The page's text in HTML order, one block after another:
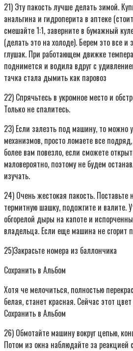
21) Эту пакость лучше делать зимой.
анальгина и гидроперита в аптеке
смешайте 1:1, заверните в бумажный
(делать это на холоде). Берем это все и
глушак. При работающем движке
поднимется и водила вдруг с
тачка стала дымить как паровоз
22) Спрячьтесь в укромное место и
Только не спалитесь.
23) Если залезть под машину, то можно
механизмов, просто ломаете все
более вам повезло, если сможете
маловероятно, поэтому не будем
изучать.
24) Очень жестокая пакость.
термитную шашку, подожгите и валите.
обгорелой дыры на капоте и
владельца. Если еще машина не сгорит
25)Закрасьте номера из баллончика
Сохранить в Альбом
Хотя че мелочиться, полностью
белая, станет красная. Сейчас этот
Сохранить в Альбом
26) Обмотайте машину вокруг цепью,
Потом из окна наблюдайте за реакцией